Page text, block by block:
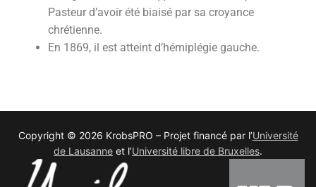
Pasteur d’avoir été biaisé par sa croyance
chrétienne.
En 1869, il est atteint d’hémiplégie gauche.
Copyright © 2026 KrobsPRO – Projet financé par l’Université
de Lausanne et l’Université libre de Bruxelles.